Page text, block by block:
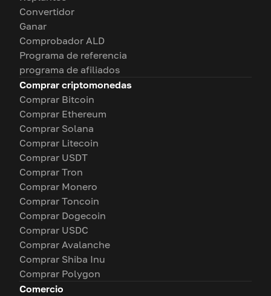
Convertidor
Ganar
Comprobador ALD
Programa de referencia
programa de afiliados
Comprar criptomonedas
Comprar Bitcoin
Comprar Ethereum
Comprar Solana
Comprar Litecoin
Comprar USDT
Comprar Tron
Comprar Monero
Comprar Toncoin
Comprar Dogecoin
Comprar USDC
Comprar Avalanche
Comprar Shiba Inu
Comprar Polygon
Comercio